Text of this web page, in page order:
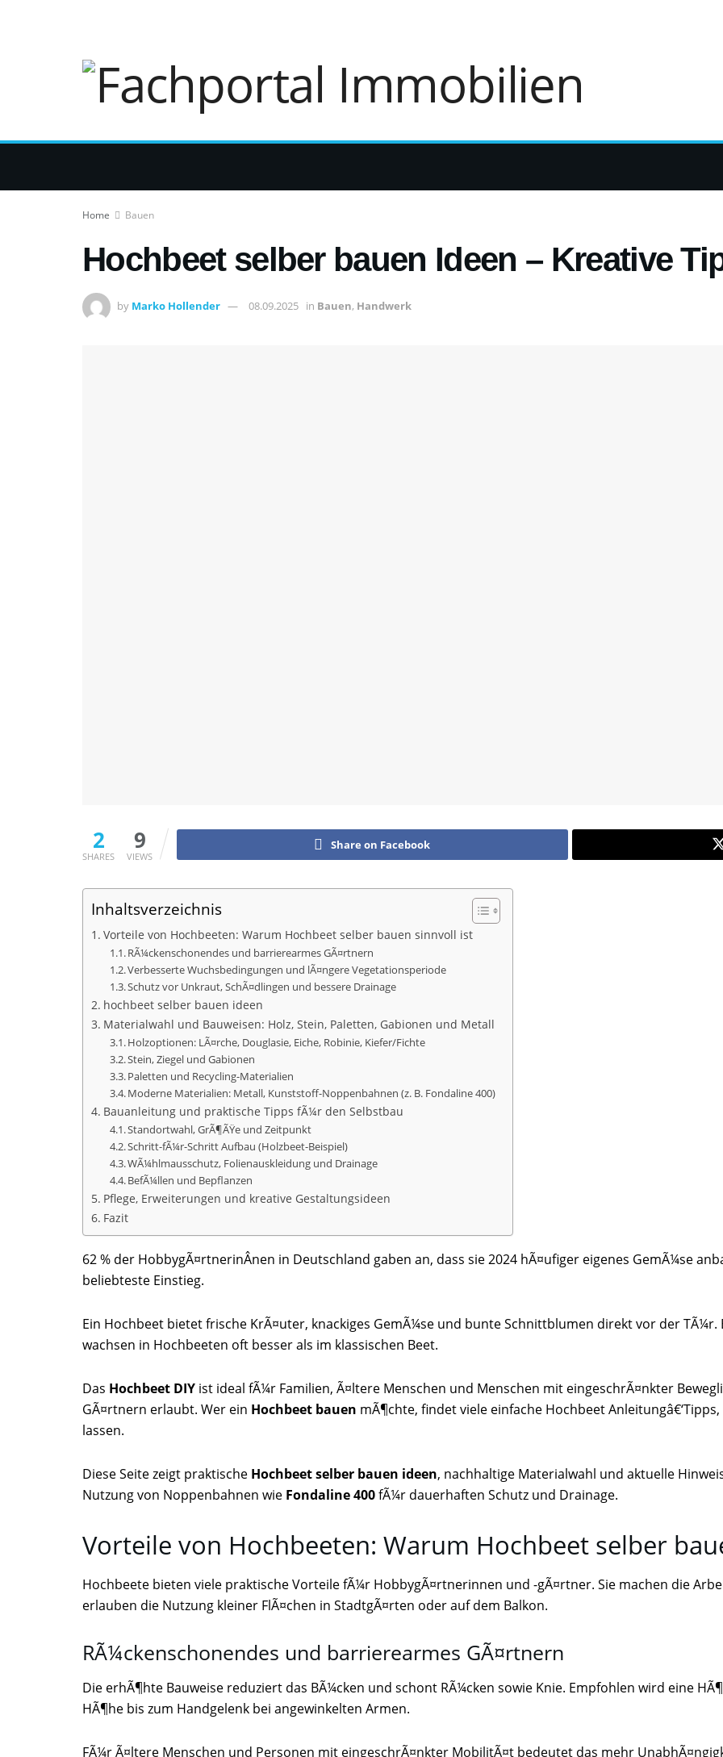
Home Bauen
Hochbeet selber bauen Ideen – Kreative
by Marko Hollender 08.09.2025 in Bauen, Handwerk
2
SHARES
9
VIEWS
Share on Facebook
Inhaltsverzeichnis
Vorteile von Hochbeeten: Warum Hochbeet selber bauen sinnvoll ist
RÃ¼ckenschonendes und barrierearmes GÃ¤rtnern
Verbesserte Wuchsbedingungen und lÃ¤ngere Vegetationsperiode
Schutz vor Unkraut, SchÃ¤dlingen und bessere Drainage
hochbeet selber bauen ideen
Materialwahl und Bauweisen: Holz, Stein, Paletten, Gabionen und Metall
Holzoptionen: LÃ¤rche, Douglasie, Eiche, Robinie, Kiefer/Fichte
Stein, Ziegel und Gabionen
Paletten und Recycling-Materialien
Moderne Materialien: Metall, Kunststoff-Noppenbahnen (z. B. Fondaline 400)
Bauanleitung und praktische Tipps fÃ¼r den Selbstbau
Standortwahl, GrÃ¶ÃŸe und Zeitpunkt
Schritt-fÃ¼r-Schritt Aufbau (Holzbeet-Beispiel)
WÃ¼hlmausschutz, Folienauskleidung und Drainage
BefÃ¼llen und Bepflanzen
Pflege, Erweiterungen und kreative Gestaltungsideen
Fazit
62 % der HobbygÃ¤rtnerinÂ­nen in Deutschland gaben an, dass sie 2024 hÃ¤ufiger eigenes GemÃ¼se
beliebteste Einstieg.
Ein Hochbeet bietet frische KrÃ¤uter, knackiges GemÃ¼se und bunte Schnittblumen direkt vor der
wachsen in Hochbeeten oft besser als im klassischen Beet.
Das Hochbeet DIY ist ideal fÃ¼r Familien, Ã¤ltere Menschen und Menschen mit eingeschrÃ¤nkter
GÃ¤rtnern erlaubt. Wer ein Hochbeet bauen mÃ¶chte, findet viele einfache Hochbeet
lassen.
Diese Seite zeigt praktische Hochbeet selber bauen ideen, nachhaltige Materialwahl und aktuelle
Nutzung von Noppenbahnen wie Fondaline 400fÃ¼r dauerhaften Schutz und Drainage.
Vorteile von Hochbeeten: Warum Hochbeet selber
Hochbeete bieten viele praktische Vorteile fÃ¼r HobbygÃ¤rtnerinnen und -gÃ¤rtner. Sie machen die
erlauben die Nutzung kleiner FlÃ¤chen in StadtgÃ¤rten oder auf dem Balkon.
RÃ¼ckenschonendes und barrierearmes GÃ¤rtnern
Die erhÃ¶hte Bauweise reduziert das BÃ¼cken und schont RÃ¼cken sowie Knie. Empfohlen wird eine
HÃ¶he bis zum Handgelenk bei angewinkelten Armen.
FÃ¼r Ã¤ltere Menschen und Personen mit eingeschrÃ¤nkter MobilitÃ¤t bedeutet das mehr